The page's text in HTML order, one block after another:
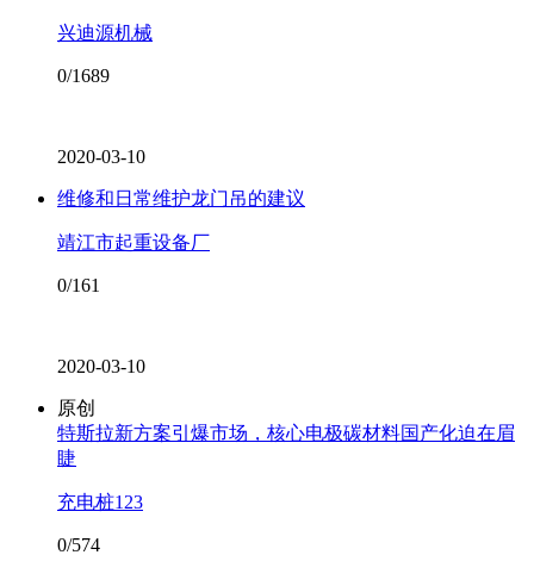
兴迪源机械
0/1689
2020-03-10
维修和日常维护龙门吊的建议
靖江市起重设备厂
0/161
2020-03-10
原创
特斯拉新方案引爆市场，核心电极碳材料国产化迫在眉
睫
充电桩123
0/574